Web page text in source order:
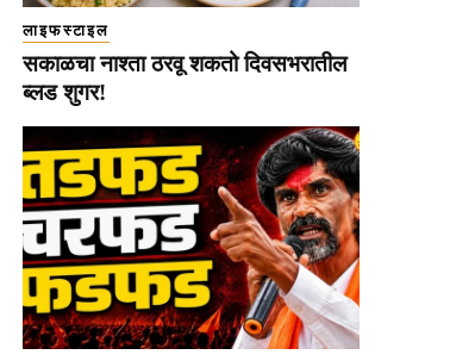
लाइफस्टाइल
सकाळचा नाश्ता ठरवू शकतो दिवसभरातील
ब्लड शुगर!